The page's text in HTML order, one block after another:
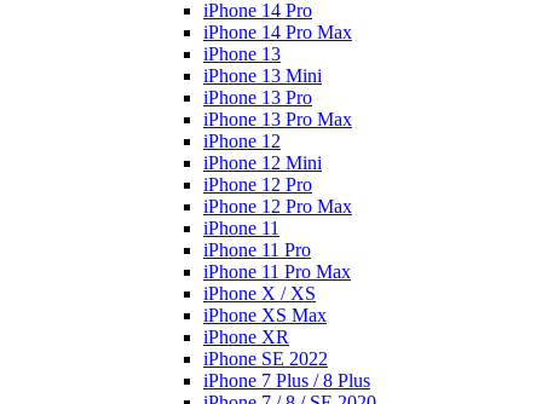
iPhone 14 Pro
iPhone 14 Pro Max
iPhone 13
iPhone 13 Mini
iPhone 13 Pro
iPhone 13 Pro Max
iPhone 12
iPhone 12 Mini
iPhone 12 Pro
iPhone 12 Pro Max
iPhone 11
iPhone 11 Pro
iPhone 11 Pro Max
iPhone X / XS
iPhone XS Max
iPhone XR
iPhone SE 2022
iPhone 7 Plus / 8 Plus